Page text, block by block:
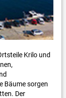
Krilo und
Bäume sorgen
Der